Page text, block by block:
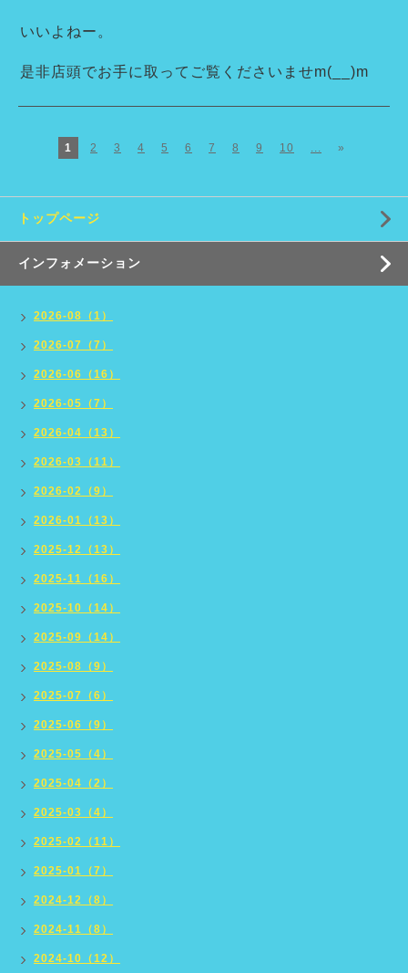
いいよねー。
是非店頭でお手に取ってご覧くださいませm(__)m
1 2 3 4 5 6 7 8 9 10 ... »
トップページ
インフォメーション
2026-08（1）
2026-07（7）
2026-06（16）
2026-05（7）
2026-04（13）
2026-03（11）
2026-02（9）
2026-01（13）
2025-12（13）
2025-11（16）
2025-10（14）
2025-09（14）
2025-08（9）
2025-07（6）
2025-06（9）
2025-05（4）
2025-04（2）
2025-03（4）
2025-02（11）
2025-01（7）
2024-12（8）
2024-11（8）
2024-10（12）